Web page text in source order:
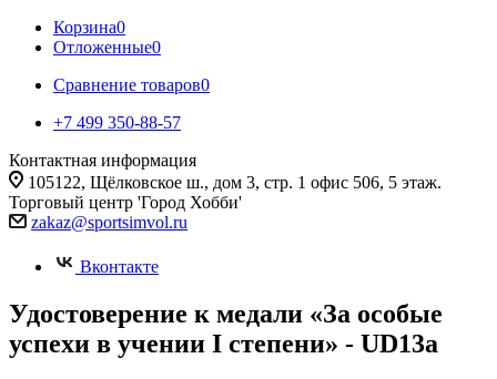
Корзина0
Отложенные0
Сравнение товаров0
+7 499 350-88-57
Контактная информация
105122, Щёлковское ш., дом 3, стр. 1 офис 506, 5 этаж.
Торговый центр 'Город Хобби'
zakaz@sportsimvol.ru
Вконтакте
Удостоверение к медали «За особые
успехи в учении I степени» - UD13a